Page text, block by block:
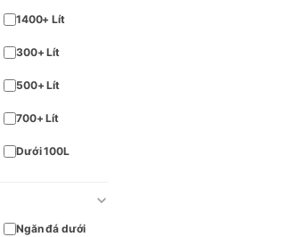
1400+ Lít
300+ Lít
500+ Lít
700+ Lít
Dưới 100L
Ngăn đá dưới